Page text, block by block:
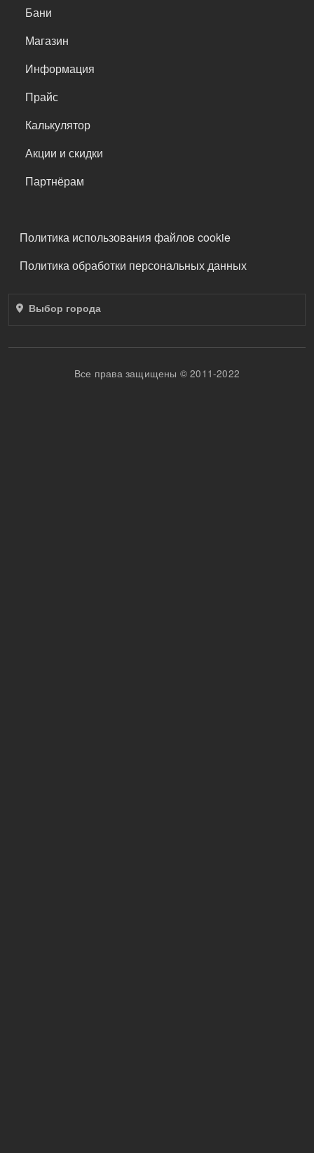
САМОЕ ВАЖНОЕ
Бани
Магазин
Информация
Прайс
Калькулятор
Акции и скидки
Партнёрам
ПОДВАЛ
Политика использования файлов cookie
Политика обработки персональных данных
Выбор города
Все права защищены © 2011-2022